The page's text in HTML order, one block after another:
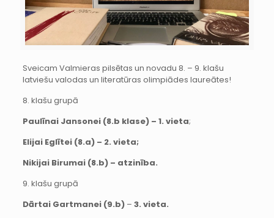
Sveicam Valmieras pilsētas un novadu 8. – 9. klašu
latviešu valodas un literatūras olimpiādes laureātes!
8. klašu grupā
Paulīnai Jansonei (8.b klase) – 1. vieta;
Elijai Eglītei (8.a) – 2. vieta;
Nikijai Birumai (8.b) – atzinība.
9. klašu grupā
Dārtai Gartmanei (9.b)– 3. vieta.